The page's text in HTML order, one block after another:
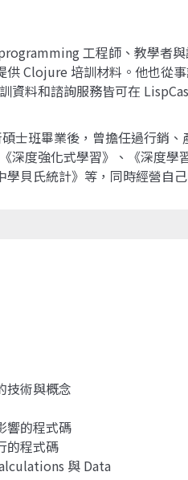
工程師、教學者
Clojure 培訓材料。他也從
資料和諮詢服務皆可在
士班畢業後，曾擔任過行銷
深度強化式學習》、《深度
學貝氏統計》等，同時經營
技術與概念
響的程式碼
的程式碼
與 Data